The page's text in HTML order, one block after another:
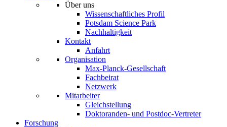
Über uns
Wissenschaftliches Profil
Potsdam Science Park
Nachhaltigkeit
Kontakt
Anfahrt
Organisation
Max-Planck-Gesellschaft
Fachbeirat
Netzwerk
Mitarbeiter
Gleichstellung
Doktoranden- und Postdoc-Vertreter
Forschung